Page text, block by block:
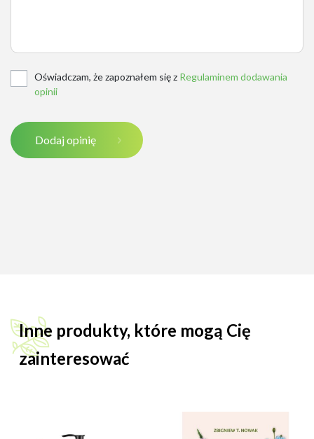
Oświadczam, że zapoznałem się z Regulaminem dodawania
opinii
Dodaj opinię
Inne produkty, które mogą Cię
zainteresować